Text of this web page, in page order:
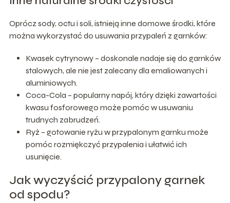
Oprócz sody, octu i soli, istnieją inne domowe środki, które
można wykorzystać do usuwania przypaleń z garnków:
Kwasek cytrynowy – doskonale nadaje się do garnków
stalowych, ale nie jest zalecany dla emaliowanych i
aluminiowych.
Coca-Cola – popularny napój, który dzięki zawartości
kwasu fosforowego może pomóc w usuwaniu
trudnych zabrudzeń.
Ryż – gotowanie ryżu w przypalonym garnku może
pomóc rozmiękczyć przypalenia i ułatwić ich
usunięcie.
Jak wyczyścić przypalony garnek
od spodu?